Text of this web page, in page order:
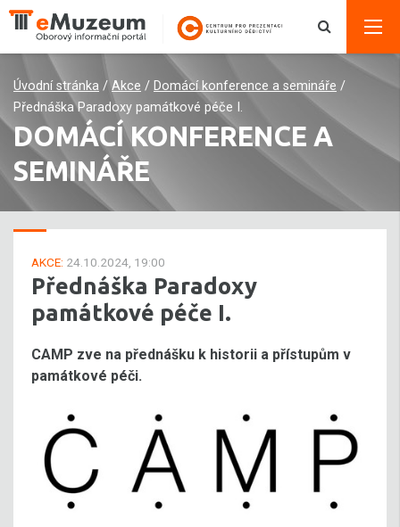
Úvodní stránka / Akce / Domácí konference a semináře /
Přednáška Paradoxy památkové péče I.
DOMÁCÍ KONFERENCE A
SEMINÁŘE
AKCE: 24.10.2024, 19:00
Přednáška Paradoxy
památkové péče I.
CAMP zve na přednášku k historii a přístupům v
památkové péči.